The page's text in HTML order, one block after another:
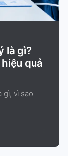
là gì?
quả
gì, vì sao